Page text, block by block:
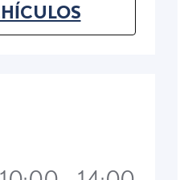
IN NEW TAB)